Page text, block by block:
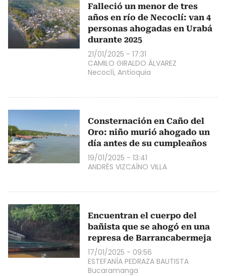
Falleció un menor de tres
años en río de Necoclí: van 4
personas ahogadas en Urabá
durante 2025
21/01/2025 - 17:31
CAMILO GIRALDO ÁLVAREZ
Necoclí, Antioquia
Consternación en Caño del
Oro: niño murió ahogado un
día antes de su cumpleaños
19/01/2025 - 13:41
ANDRÉS VIZCAÍNO VILLA
Encuentran el cuerpo del
bañista que se ahogó en una
represa de Barrancabermeja
17/01/2025 - 09:56
ESTEFANÍA PEDRAZA BAUTISTA
Bucaramanga